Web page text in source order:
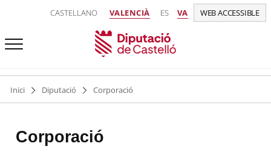
CASTELLANO VALENCIÀ ES VA WEB ACCESSIBLE
Inici Diputació Corporació
Corporació